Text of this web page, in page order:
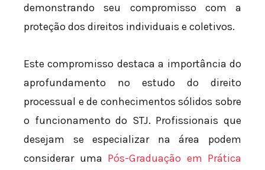
demonstrando seu compromisso com a
proteção dos direitos individuais e coletivos.
Este compromisso destaca a importância do
aprofundamento no estudo do direito
processual e de conhecimentos sólidos sobre
o funcionamento do STJ. Profissionais que
desejam se especializar na área podem
considerar uma Pós-Graduação em Prática